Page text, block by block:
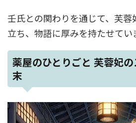
壬氏との関わりを通じて、芙
立ち、物語に厚みを持たせてい
薬屋のひとりごと 芙蓉妃
末